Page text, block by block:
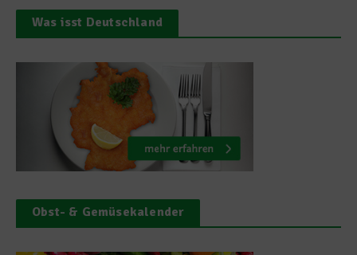
Was isst Deutschland
Obst- & Gemüsekalender